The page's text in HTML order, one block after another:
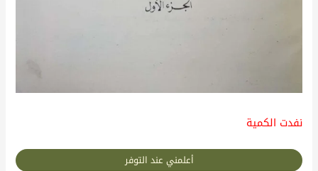
نفدت الكمية
أعلمني عند التوفر